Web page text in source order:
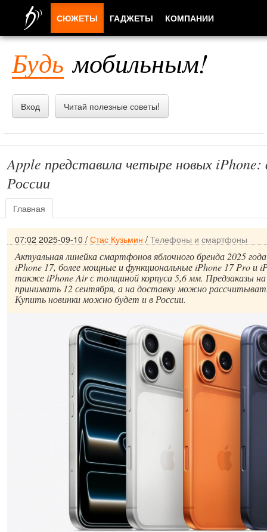
Будь мобильным!
Вход Читай полезные советы!
Apple представила четыре новых
России
Главная
07:02 2025-09-10 / Стас Кузьмин / Телефоны и смартфоны
Актуальная линейка смартфонов яблочного бренда 2025
iPhone 17, более мощные и функциональные iPhone 17 Pro и
также iPhone Air с толщиной корпуса 5,6 мм. Предзаказы
принимать 12 сентября, а на доставку можно
Купить новинки можно будет и в России.
СЮЖЕТЫ ГАДЖЕТЫ КОМПАНИИ
ПРИЛОЖЕНИЯ